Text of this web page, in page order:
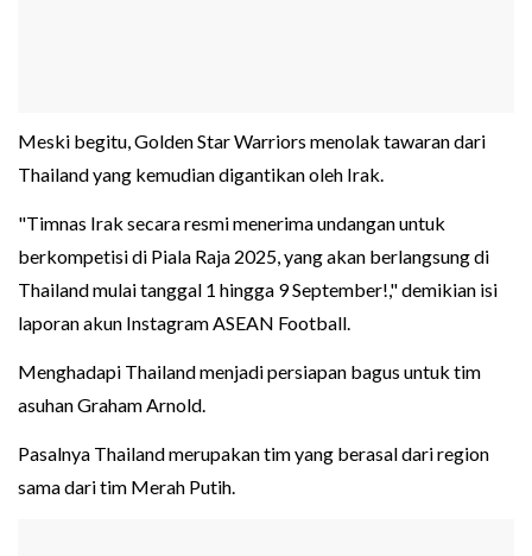
Meski begitu, Golden Star Warriors menolak tawaran dari
Thailand yang kemudian digantikan oleh Irak.
"Timnas Irak secara resmi menerima undangan untuk
berkompetisi di Piala Raja 2025, yang akan berlangsung di
Thailand mulai tanggal 1 hingga 9 September!," demikian isi
laporan akun Instagram ASEAN Football.
Menghadapi Thailand menjadi persiapan bagus untuk tim
asuhan Graham Arnold.
Pasalnya Thailand merupakan tim yang berasal dari region
sama dari tim Merah Putih.